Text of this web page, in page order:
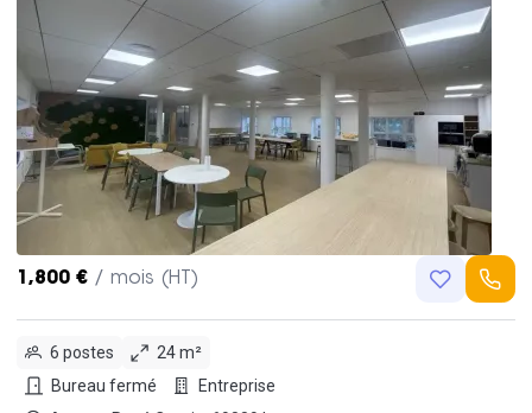
1,800 € / mois (HT)
6 postes
24 m²
Bureau fermé
Entreprise